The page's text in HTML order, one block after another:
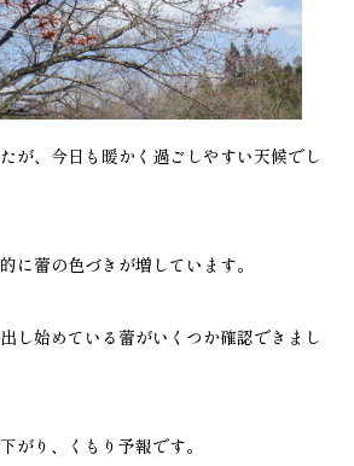
が、今日も暖かく過ごしやすい天候でし
に蕾の色づきが増しています。
し始めている蕾がいくつか確認できまし
がり、くもり予報です。